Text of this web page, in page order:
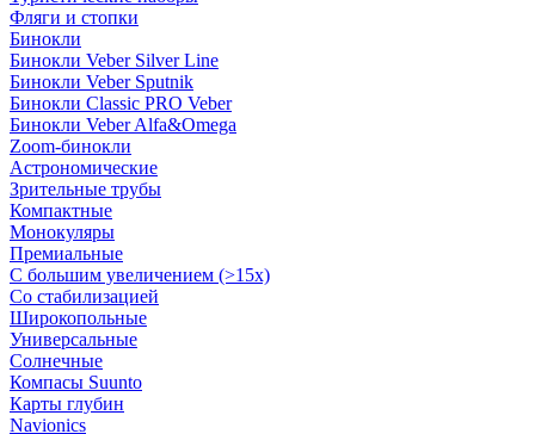
Фляги и стопки
Бинокли
Бинокли Veber Silver Line
Бинокли Veber Sputnik
Бинокли Classic PRO Veber
Бинокли Veber Alfa&Omega
Zoom-бинокли
Астрономические
Зрительные трубы
Компактные
Монокуляры
Премиальные
С большим увеличением (>15x)
Со стабилизацией
Широкопольные
Универсальные
Солнечные
Компасы Suunto
Карты глубин
Navionics